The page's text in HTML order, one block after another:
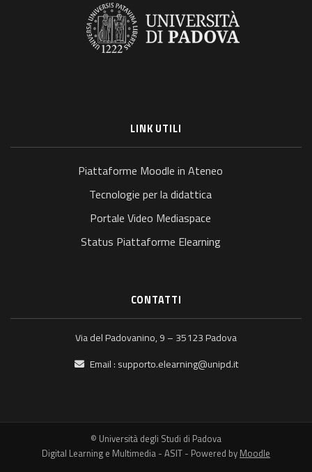
LINK UTILI
Piattaforme Moodle in Ateneo
Tecnologie per la didattica
Portale Video Mediaspace
Status Piattaforme Elearning
CONTATTI
Via del Padovanino, 9 – 35123 Padova
Email : supporto.elearning@unipd.it
© Università degli Studi di Padova
Digital Learning e Multimedia - ASIT - Powered by Moodle